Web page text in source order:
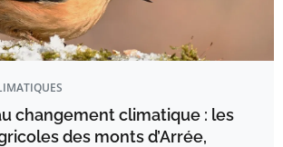
changement climatique : les
des monts d’Arrée,